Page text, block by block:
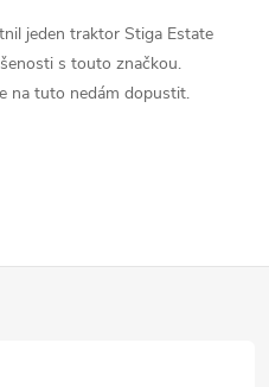
jeden traktor Stiga Estate
s touto značkou.
na tuto nedám dopustit.